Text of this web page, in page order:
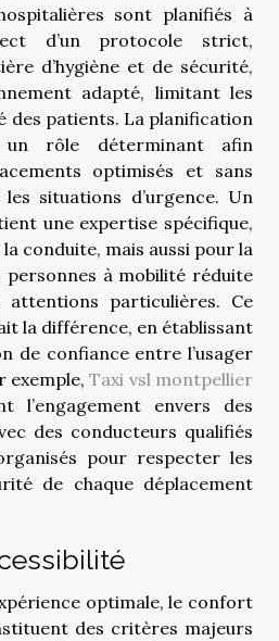
sont planifiés à
d’un protocole strict,
d’hygiène et de sécurité,
adapté, limitant les
des patients. La planification
rôle déterminant afin
optimisés et sans
situations d’urgence. Un
une expertise spécifique,
conduite, mais aussi pour la
personnes à mobilité réduite
attentions particulières. Ce
la différence, en établissant
de confiance entre l’usager
exemple,Taxi vsl montpellier
l’engagement envers des
des conducteurs qualifiés
pour respecter les
de chaque déplacement
optimale, le confort
des critères majeurs